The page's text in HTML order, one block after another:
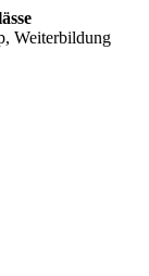
Weiterbildung